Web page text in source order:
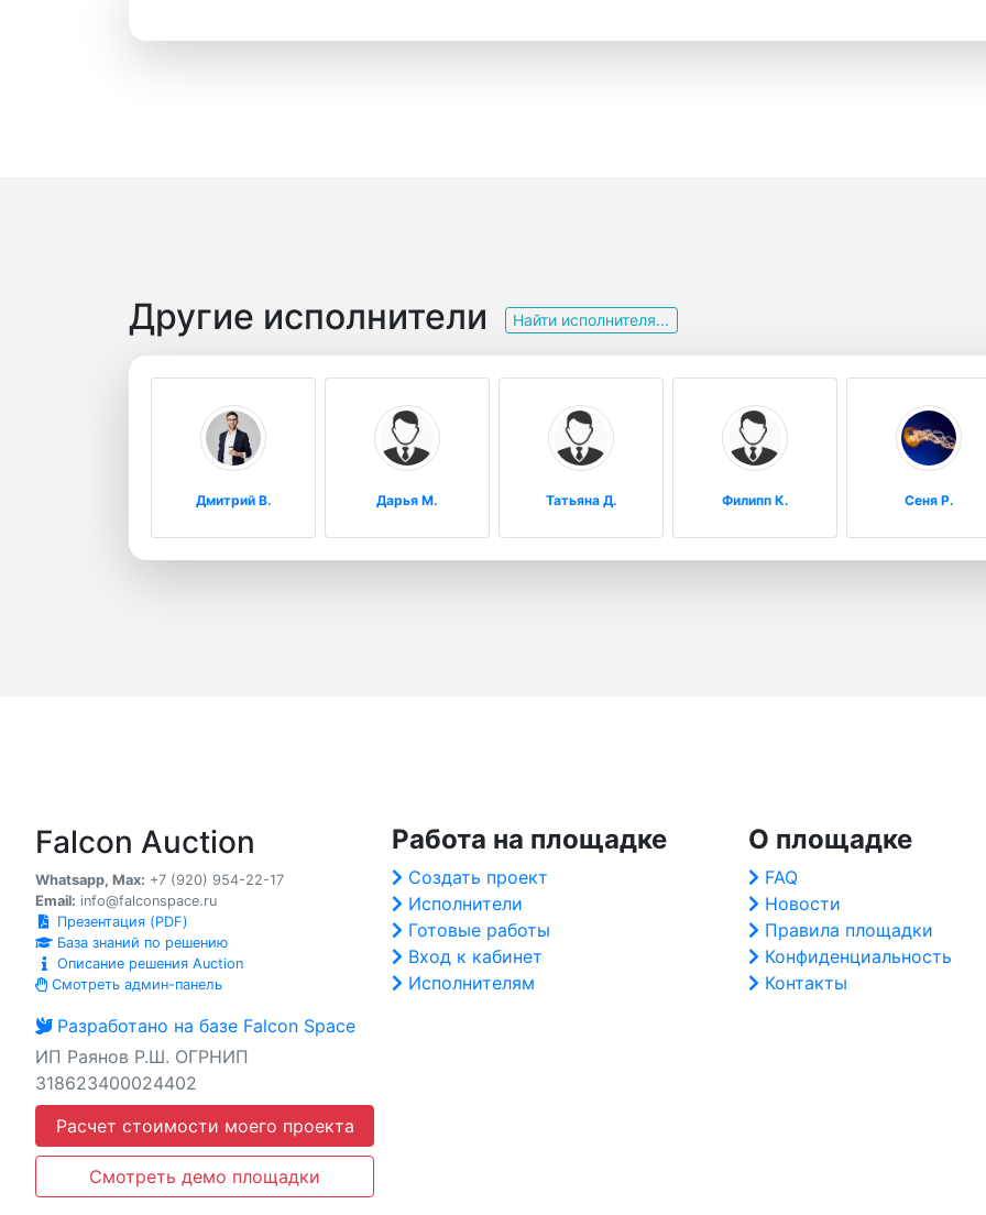
Другие исполнители Найти исполнителя...
Дмитрий В. Дарья М. Татьяна Д. Филипп К. Сеня Р.
Falcon Auction
Whatsapp, Max: +7 (920) 954-22-17
Email: info@falconspace.ru
Презентация (PDF)
База знаний по решению
Описание решения Auction
Смотреть админ-панель
Разработано на базе Falcon Space
ИП Раянов Р.Ш. ОГРНИП
318623400024402
Расчет стоимости моего проекта
Смотреть демо площадки
Работа на площадке
Создать проект
Исполнители
Готовые работы
Вход к кабинет
Исполнителям
О площадке
FAQ
Новости
Правила площадки
Конфиденциальность
Контакты